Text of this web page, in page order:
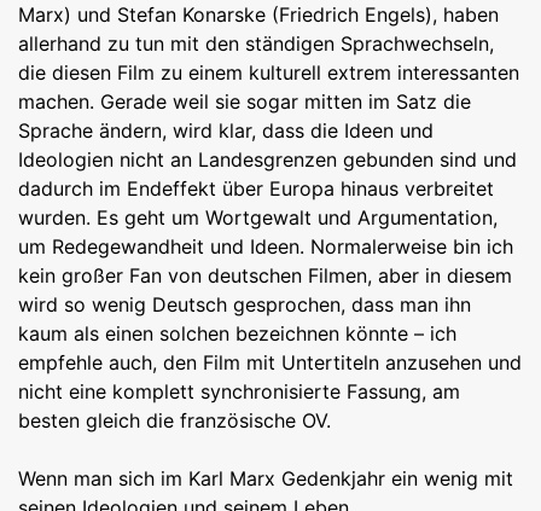
Marx) und Stefan Konarske (Friedrich Engels), haben
allerhand zu tun mit den ständigen Sprachwechseln,
die diesen Film zu einem kulturell extrem interessanten
machen. Gerade weil sie sogar mitten im Satz die
Sprache ändern, wird klar, dass die Ideen und
Ideologien nicht an Landesgrenzen gebunden sind und
dadurch im Endeffekt über Europa hinaus verbreitet
wurden. Es geht um Wortgewalt und Argumentation,
um Redegewandheit und Ideen. Normalerweise bin ich
kein großer Fan von deutschen Filmen, aber in diesem
wird so wenig Deutsch gesprochen, dass man ihn
kaum als einen solchen bezeichnen könnte – ich
empfehle auch, den Film mit Untertiteln anzusehen und
nicht eine komplett synchronisierte Fassung, am
besten gleich die französische OV.
Wenn man sich im Karl Marx Gedenkjahr ein wenig mit